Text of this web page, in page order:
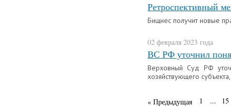
Ретроспективный
Бищнес получит новые
02 февраля 2023 года
ВС РФ уточнил
Верховный Суд РФ
хозяйствующего
« Предыдущая 1 ... 15